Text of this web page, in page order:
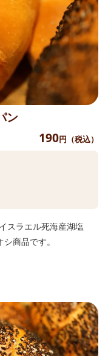
ン
190円（税込）
スラエル死海産湖塩
商品です。